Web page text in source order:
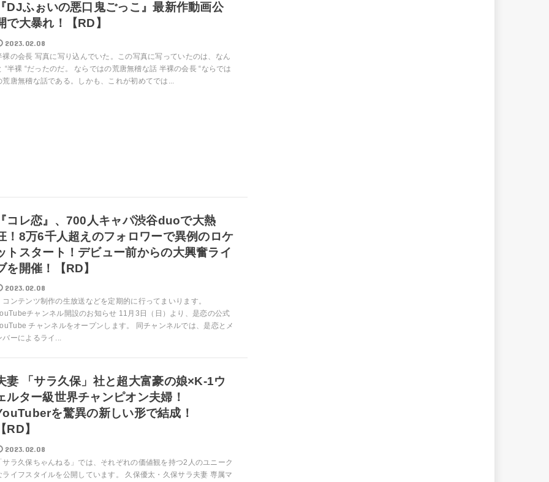
DJふぉいの悪口鬼ごっこ』最新作動画公
で大暴れ！【RD】
2023.02.08
裸の会長 写真に写り込んでいた。この写真に写っていたのは、なん
“半裸 “だったのだ。 ならではの荒唐無稽な話 半裸の会長 “ならでは
荒唐無稽な話である。しかも、これが初めてでは...
コレ恋』、700人キャパ渋谷duoで大熱
！8万6千人超えのフォロワーで異例のロケ
トスタート！デビュー前からの大興奮ライ
を開催！【RD】
2023.02.08
コンテンツ制作の生放送などを定期的に行ってまいります。
チャンネル開設のお知らせ 11月3日（日）より、是恋の公式
チャンネルをオープンします。 同チャンネルでは、是恋とメ
バーによるライ...
妻 「サラ久保」社と超大富豪の娘×K-1ウ
ルター級世界チャンピオン夫婦！
を驚異の新しい形で結成！
RD】
2023.02.08
サラ久保ちゃんねる」では、それぞれの価値観を持つ2人のユニーク
ライフスタイルを公開しています。 久保優太・久保サラ夫妻 専属マ